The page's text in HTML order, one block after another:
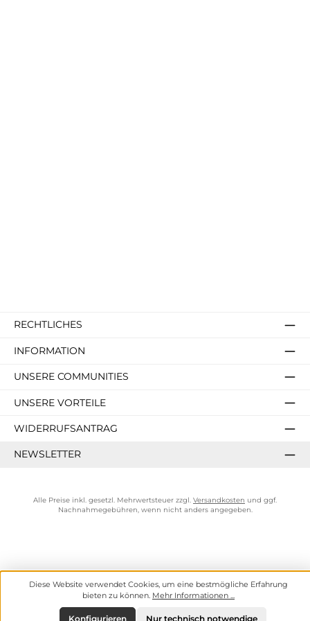
RECHTLICHES
INFORMATION
UNSERE COMMUNITIES
UNSERE VORTEILE
WIDERRUFSANTRAG
NEWSLETTER
Alle Preise inkl. gesetzl. Mehrwertsteuer zzgl. Versandkosten und ggf.
Nachnahmegebühren, wenn nicht anders angegeben.
Diese Website verwendet Cookies, um eine bestmögliche Erfahrung
bieten zu können. Mehr Informationen ...
Nur technisch notwendige
Konfigurieren